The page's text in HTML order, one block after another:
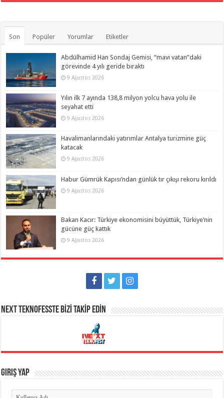
Son Popüler Yorumlar Etiketler
Abdülhamid Han Sondaj Gemisi, “mavi vatan”daki
görevinde 4 yılı geride bıraktı
9 Ağustos 2026
Yılın ilk 7 ayında 138,8 milyon yolcu hava yolu ile
seyahat etti
9 Ağustos 2026
Havalimanlarındaki yatırımlar Antalya turizmine güç
katacak
9 Ağustos 2026
Habur Gümrük Kapısı’ndan günlük tır çıkışı rekoru kırıldı
9 Ağustos 2026
Bakan Kacır: Türkiye ekonomisini büyüttük, Türkiye’nin
gücüne güç kattık
9 Ağustos 2026
NEXT TEKNOFESSTE BİZİ TAKİP EDİN
Giriş Yap